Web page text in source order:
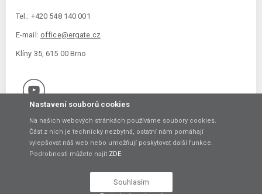
Tel.: +420 548 140 001
E-mail: office@ergate.cz
Klíny 35, 615 00 Brno
Copyright © 2021 ERGATE Automation s.r.o., Klíny 35, 61500 Brno
Nastavení souborů cookies
Na našich webových stránkách používáme soubory cookies.
Část z nich je technicky nezbytná, ostatní nám pomáhají
vylepšovat náš web nebo umožňují poskytovat další funkce.
Podrobnosti můžete najít ZDE.
Souhlasím